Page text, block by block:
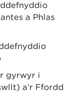
a Phlas
gyrwyr i
a’r Ffordd